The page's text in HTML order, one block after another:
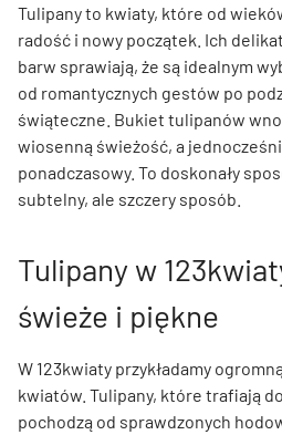
Tulipany to kwiaty, które od
radość i nowy początek. Ich
barw sprawiają, że są idealnym
od romantycznych gestów po
świąteczne. Bukiet tulipanów
wiosenną świeżość, a
ponadczasowy. To doskonały
subtelny, ale szczery sposób.
Tulipany w
świeże i piękne
W 123kwiaty przykładamy
kwiatów. Tulipany, które trafiają
pochodzą od sprawdzonych